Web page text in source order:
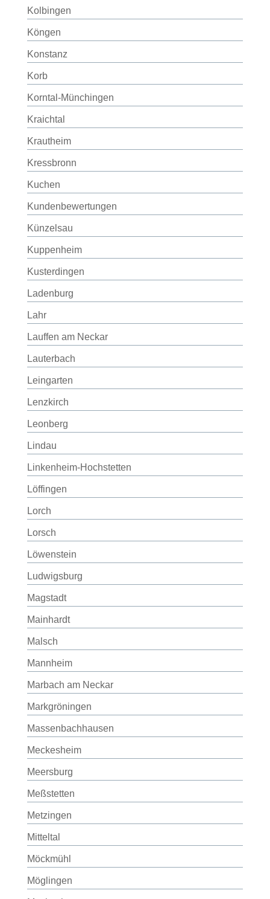
Kolbingen
Köngen
Konstanz
Korb
Korntal-Münchingen
Kraichtal
Krautheim
Kressbronn
Kuchen
Kundenbewertungen
Künzelsau
Kuppenheim
Kusterdingen
Ladenburg
Lahr
Lauffen am Neckar
Lauterbach
Leingarten
Lenzkirch
Leonberg
Lindau
Linkenheim-Hochstetten
Löffingen
Lorch
Lorsch
Löwenstein
Ludwigsburg
Magstadt
Mainhardt
Malsch
Mannheim
Marbach am Neckar
Markgröningen
Massenbachhausen
Meckesheim
Meersburg
Meßstetten
Metzingen
Mitteltal
Möckmühl
Möglingen